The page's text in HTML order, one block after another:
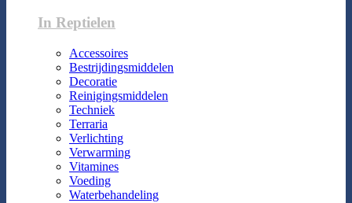
In Reptielen
Accessoires
Bestrijdingsmiddelen
Decoratie
Reinigingsmiddelen
Techniek
Terraria
Verlichting
Verwarming
Vitamines
Voeding
Waterbehandeling